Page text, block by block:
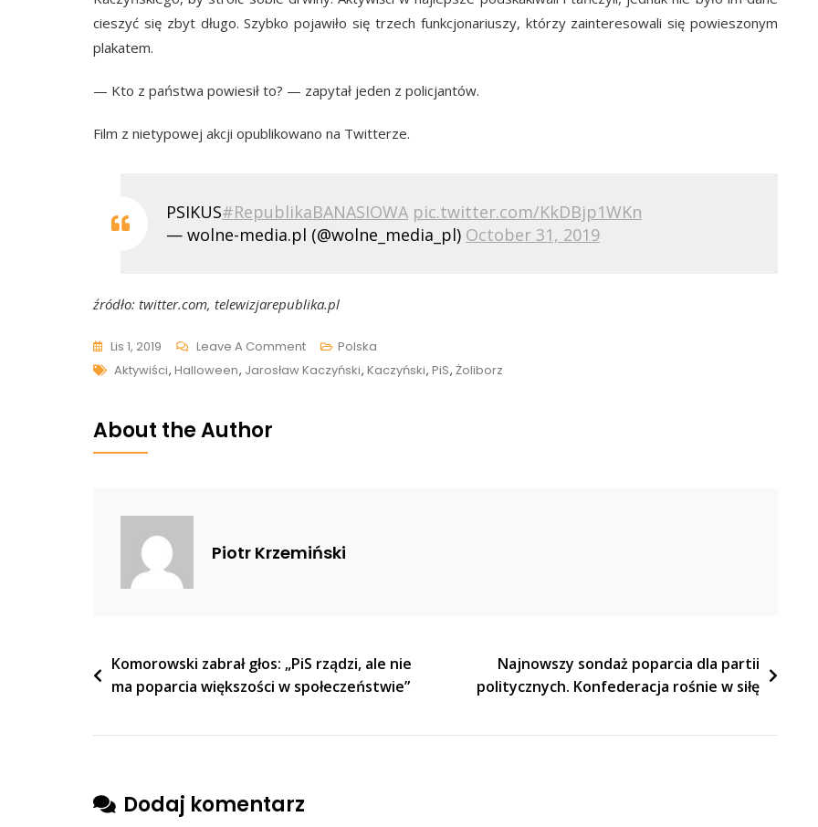
cieszyć się zbyt długo. Szybko pojawiło się trzech funkcjonariuszy, którzy zainteresowali się powieszonym
plakatem.
— Kto z państwa powiesił to? — zapytał jeden z policjantów.
Film z nietypowej akcji opublikowano na Twitterze.
PSIKUS#RepublikaBANASIOWA pic.twitter.com/KkDBjp1WKn
— wolne-media.pl (@wolne_media_pl) October 31, 2019
źródło: twitter.com, telewizjarepublika.pl
Lis 1, 2019 Leave A CommentOn
Grupa
Domem
Polska
Tags
Aktywiści, Halloween, Jarosław Kaczyński, Kaczyński, PiS, Żoliborz
About the Author
Piotr Krzemiński
Nawigacja
wpisu
Komorowski zabrał głos: „PiS rządzi, ale nie
ma poparcia większości w społeczeństwie”
Najnowszy sondaż poparcia dla partii
politycznych. Konfederacja rośnie w siłę
Dodaj komentarz